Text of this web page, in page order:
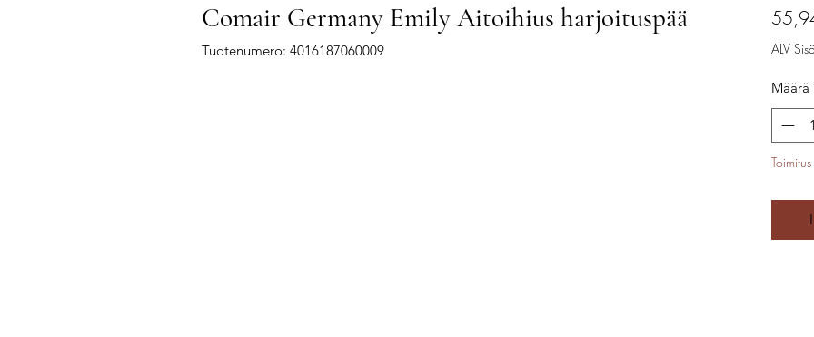
Comair Germany Emily Aitoihius harjoituspää
Tuotenumero: 4016187060009 ALV
Määrä